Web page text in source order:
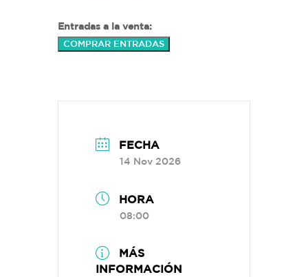
Entradas a la venta:
COMPRAR ENTRADAS
FECHA
14 Nov 2026
HORA
08:00
MÁS
INFORMACIÓN